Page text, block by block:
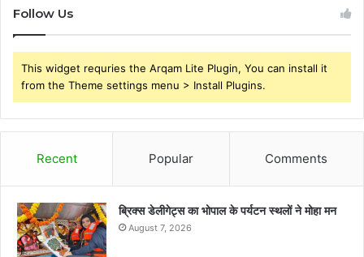
Follow Us
This widget requries the Arqam Lite Plugin, You can install it
from the Theme settings menu > Install Plugins.
Recent Popular Comments
ब्रिक्स डेलीगेट्स का भोपाल के पर्यटन स्थलों ने मोहा मन
August 7, 2026